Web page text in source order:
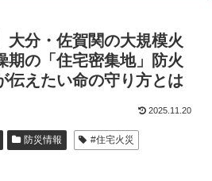
大分・佐賀関の大規模火
の「住宅密集地」防火
えたい命の守り方とは
2025.11.20
防災情報
#住宅火災